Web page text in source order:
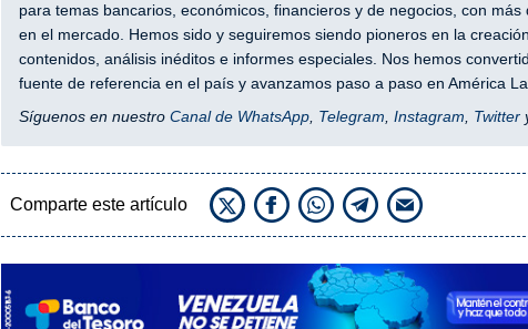
para temas bancarios, económicos, financieros y de negocios, con más
en el mercado. Hemos sido y seguiremos siendo pioneros en la
contenidos, análisis inéditos e informes especiales. Nos hemos
fuente de referencia en el país y avanzamos paso a paso en América
Síguenos en nuestro Canal de WhatsApp, Telegram, Instagram, Twitter
Comparte este artículo